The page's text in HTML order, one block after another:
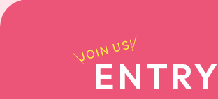
JOIN US!
ENTRY